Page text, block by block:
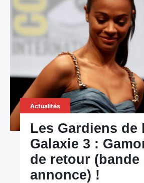
Actualités
Les Gardiens de
Galaxie 3 :
de retour (bande
annonce) !